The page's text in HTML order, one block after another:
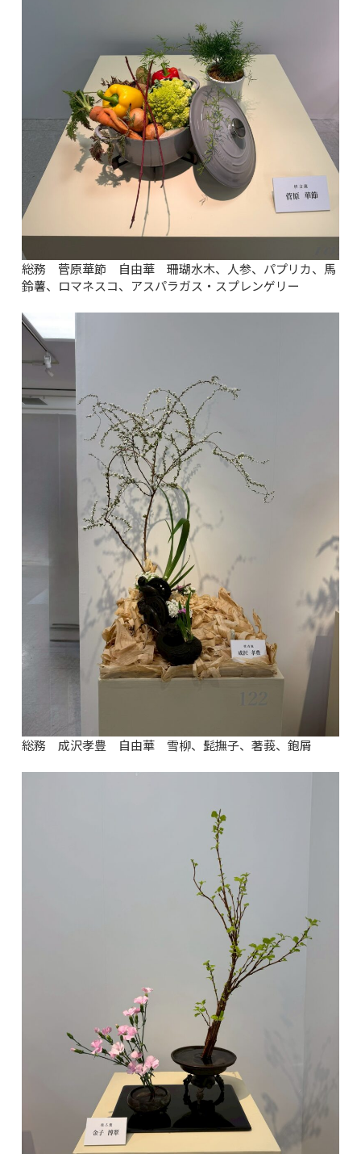
総務 菅原華節 自由華 珊瑚水木、人参、パプリカ、馬
鈴薯、ロマネスコ、アスパラガス・スプレンゲリー
総務 成沢孝豊 自由華 雪柳、髭撫子、著莪、鉋屑